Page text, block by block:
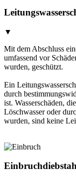
▼
Mit dem Abschluss
umfassend vor
wurden, geschützt.
Ein
durch
ist. Wasserschäden,
Löschwasser oder
wurden, sind keine